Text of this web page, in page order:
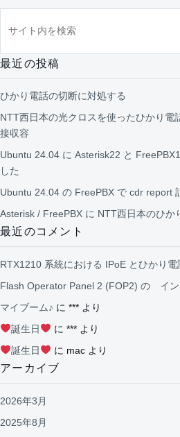
最近の投稿
ひかり電話の切断に対処する
NTT西日本の光クロスを使ったひかり電
接収容
Ubuntu 24.04 に Asterisk22 と
した
Ubuntu 24.04 の FreePBX で cdr report
Asterisk / FreePBX に NTT西日本のひか
最近のコメント
RTX1210 系統における IPoE とひかり電
Flash Operator Panel 2 (FOP2) の イ
マイブーム♪ に *** より
誕生日
に ***より
誕生日
に macより
アーカイブ
2026年3月
2025年8月